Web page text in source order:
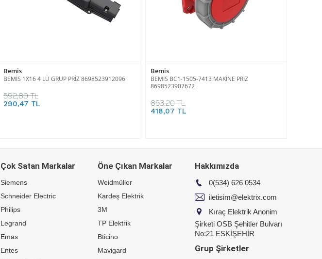
Bemis
BEMİS 1X16 4 LÜ GRUP PRİZ 8698523912096
592,80 TL
290,47 TL
Bemis
BEMİS BC1-1505-7413 MAKİNE PRİZ
8698523907672
853,20 TL
418,07 TL
Çok Satan Markalar
Siemens
Schneider Electric
Philips
Legrand
Emas
Entes
Öne Çıkan Markalar
Weidmüller
Kardeş Elektrik
3M
TP Elektrik
Bticino
Mavigard
Hakkımızda
0(534) 626 0534
iletisim@elektrix.com
Kıraç Elektrik Anonim
Şirketi OSB Şehitler Bulvarı
No:21 ESKİŞEHİR
Grup Şirketler